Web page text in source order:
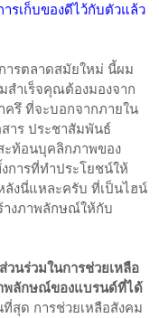
เก็บของดีไว้กับตัวแล้ว
ารตลาดสมัยใหม่ นี้ผม
สำเร็จคุณต้องมองจาก
รึ ที่จะบอกจากภายใน
าร ประชาสัมพันธ์
ท้อนบุคลิกภาพของ
การที่ทำประโยชน์ให้
งนี่แหละครับ ที่เป็นไฮน์
างภาพลักษณ์ให้กับ
นร่วมในการช่วยเหลือ
พลักษณ์ของแบรนด์ที่ได้
สุด การช่วยเหลือสังคม